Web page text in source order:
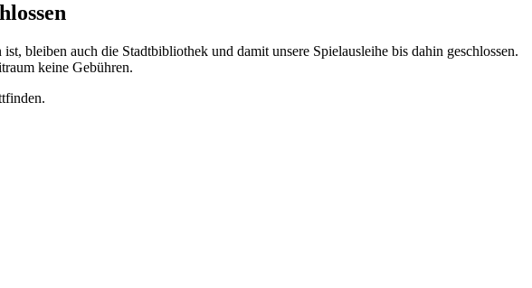
bleiben auch die Stadtbibliothek und damit unsere Spielausleihe bis dahin geschlossen.
keine Gebühren.